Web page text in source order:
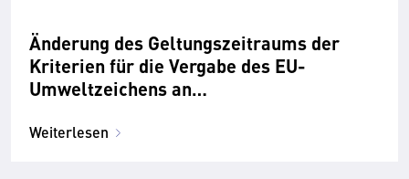
Änderung des Geltungszeitraums der
Kriterien für die Vergabe des EU-
Umweltzeichens an
Weiterlesen